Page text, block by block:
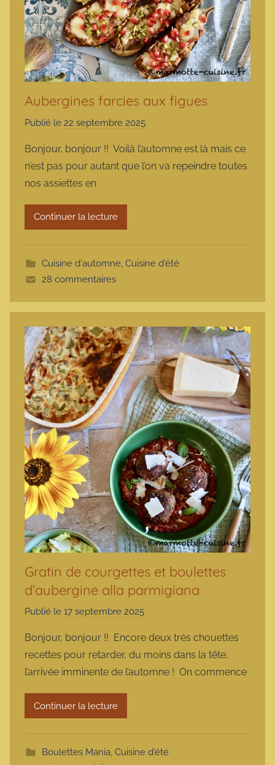
Aubergines farcies aux figues
Publié le 22 septembre 2025
r
m
t
Bonjour, bonjour !! Voilà l’automne est là mais ce
n’est pas pour autant que l’on va repeindre toutes
nos assiettes en
Continuer la lecture
Cuisine d'automne, Cuisine d'été
28 commentaires
Gratin de courgettes et boulettes
d’aubergine alla parmigiana
Publié le 17 septembre 2025
r
m
a
t
Bonjour, bonjour !! Encore deux très chouettes
recettes pour retarder, du moins dans la tête,
l’arrivée imminente de l’automne ! On commence
Continuer la lecture
Boulettes Mania, Cuisine d'été